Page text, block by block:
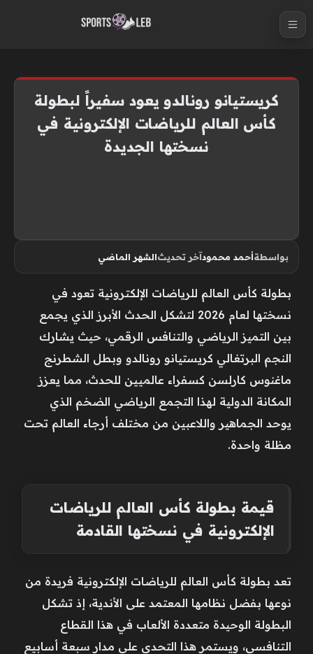
كريستيانو رونالدو يعود سفيراً لبطولة
كأس العالم للرياضات الإلكترونية في
نسختها الجديدة
بواسطةأحمد محمودآخر تحديثالشهر الماضي
بطولة كأس العالم للرياضات الإلكترونية تعود في
نسختها لعام 2026 لتشكل الحدث الأبرز الذي يجمع
بين التميز الرياضي والتنافس الرقمي، حيث يشارك
النجم البرتغالي كريستيانو رونالدو وبطل الشطرنج
ماغنوس كارلسن كسفراء عالميين للحدث، مما يعزز
المكانة الدولية لهذا التجمع الرياضي الضخم الذي
يوحد الجماهير واللاعبين من مختلف أرجاء العالم تحت
مظلة واحدة.
قيمة بطولة كأس العالم للرياضات
الإلكترونية في نسختها القادمة
تعد بطولة كأس العالم للرياضات الإلكترونية فريدة من
نوعها بفضل نظامها المعتمد على الأندية، إذ تشكل
البطولة الوحيدة متعددة الألعاب في هذا القطاع
التنافسي، ويستمر هذا التحدي على مدار سبعة أسابيع